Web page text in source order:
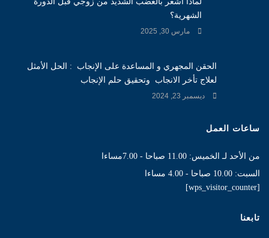
الشهرية؟
مارس 30, 2025
الحقن المجهري و المساعدة على الإنجاب : الحل الأمثل
لعلاج تأخر الانجاب وتحقيق حلم الإنجاب
ديسمبر 23, 2024
ساعات العمل
من الأحد لـ الخميس: 11.00 صباحا - 7.00مساءا
السبت: 10.00 صباحا - 4.00 مساءا
[wps_visitor_counter]
تابعنا